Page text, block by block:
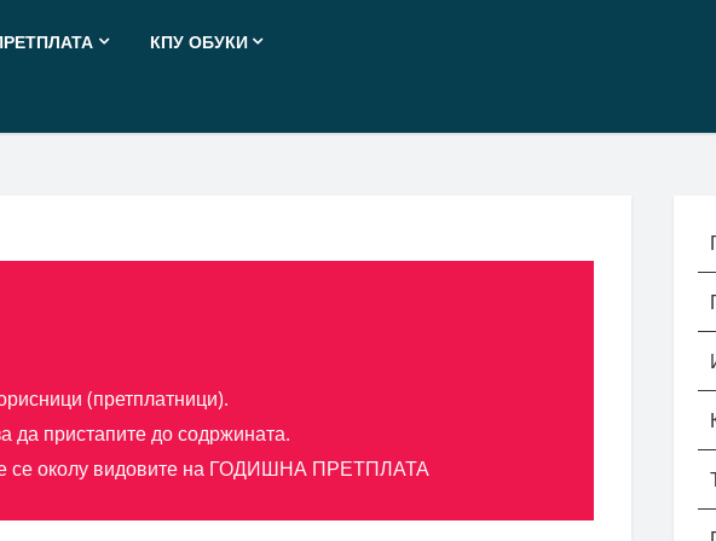
КПУ ОБУКИ
(претплатници).
да пристапите до содржината.
се околу видовите на ГОДИШНА ПРЕТПЛАТА